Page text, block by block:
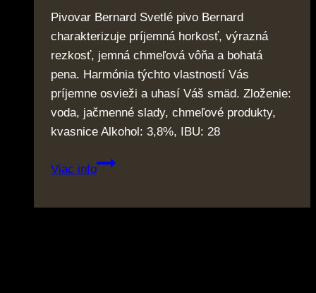
Pivovar Bernard Svetlé pivo Bernard
charakterizuje príjemná horkosť, výrazná
rezkosť, jemná chmeľová vôňa a bohatá
pena. Harmónia týchto vlastností Vás
príjemne osvieži a uhasí Váš smäd. Zloženie:
voda, jačmenné slady, chmeľové produkty,
kvasnice Alkohol: 3,8%, IBU: 28
Viac info
Bernard